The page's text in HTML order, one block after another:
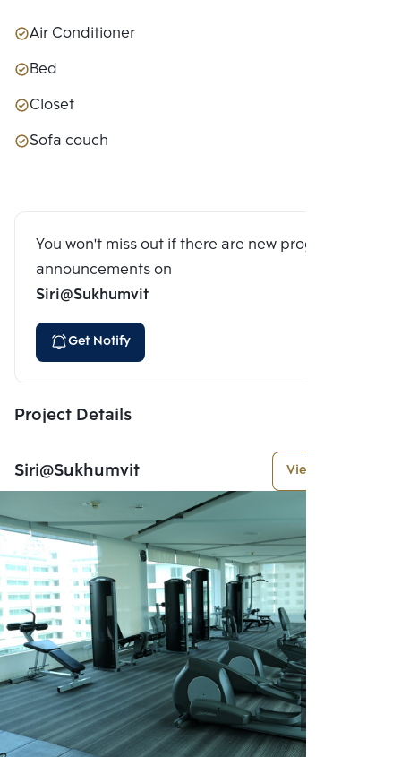
Air Conditioner
Bed
Closet
Sofa couch
You won't miss out if there are new program
announcements on
Siri@Sukhumvit
Get Notify
Project Details
Siri@Sukhumvit View More